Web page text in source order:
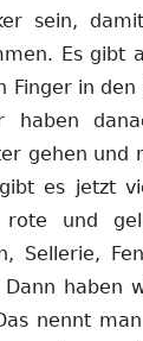
sein,
Es gibt
Finger in
haben
gehen und
es jetzt
rote und
Sellerie,
haben
nennt